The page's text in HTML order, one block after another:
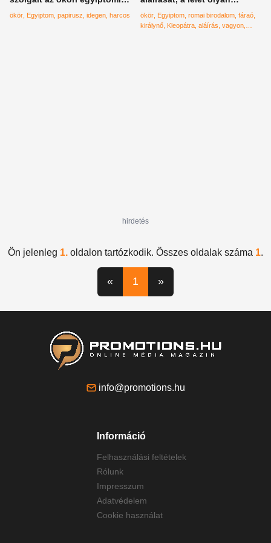
hadseregben
ökör Egyiptom papirusz idegen harcos
értékes lehet, mint a Mona
Lisa
ökör Egyiptom romai birodalom fáraó
királynő Kleopátra aláírás vagyon
hirdetés
Ön jelenleg 1. oldalon tartózkodik. Összes oldalak száma 1.
« 1 »
info@promotions.hu
Információ
Felhasználási feltételek
Rólunk
Impresszum
Adatvédelem
Cookie használat